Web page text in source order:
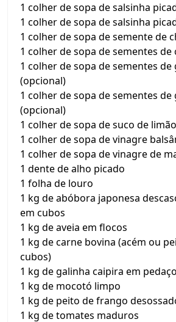
1 colher de sopa de salsinha
1 colher de sopa de salsinha
1 colher de sopa de semente de
1 colher de sopa de sementes de
1 colher de sopa de sementes de
(opcional)
1 colher de sopa de sementes de
(opcional)
1 colher de sopa de suco de limão
1 colher de sopa de vinagre
1 colher de sopa de vinagre de
1 dente de alho picado
1 folha de louro
1 kg de abóbora japonesa
em cubos
1 kg de aveia em flocos
1 kg de carne bovina (acém ou
cubos)
1 kg de galinha caipira em
1 kg de mocotó limpo
1 kg de peito de frango
1 kg de tomates maduros